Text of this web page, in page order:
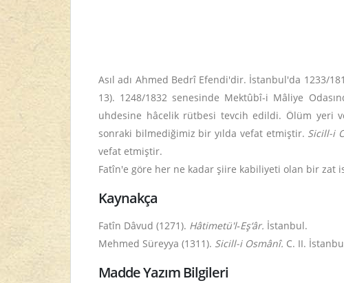
Asıl adı Ahmed Bedrî Efendi'dir. İstanbul'da 1233/
13). 1248/1832 senesinde Mektûbî-i Mâliye
uhdesine hâcelik rütbesi tevcih edildi. Ölüm yeri
sonraki bilmediğimiz bir yılda vefat etmiştir. Sicill-i
vefat etmiştir.
Fatîn'e göre her ne kadar şiire kabiliyeti olan bir zat
Kaynakça
Fatîn Dâvud (1271). Hâtimetü'l‑Eş‘âr. İstanbul.
Mehmed Süreyya (1311). Sicill-i Osmânî. C. II.
Madde Yazım Bilgileri